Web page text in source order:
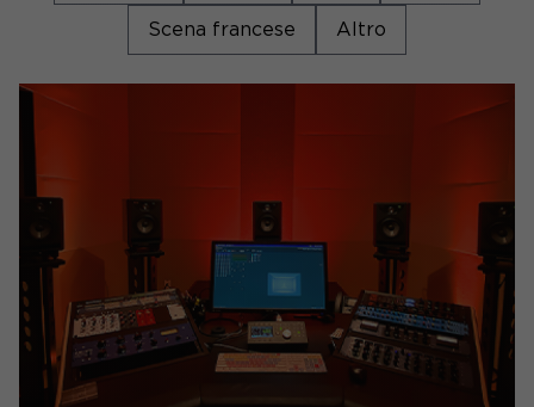
Scena francese Altro